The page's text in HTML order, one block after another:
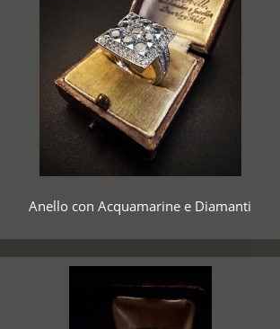
Anello con Acquamarine e Diamanti